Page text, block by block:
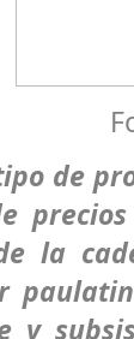
de
la
y